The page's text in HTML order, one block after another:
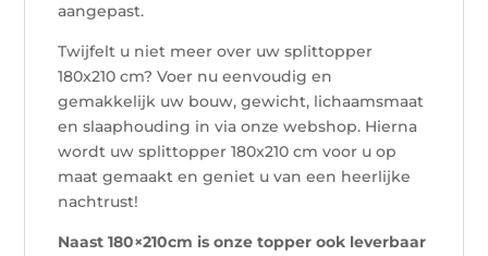
aangepast.
Twijfelt u niet meer over uw splittopper
180x210 cm? Voer nu eenvoudig en
gemakkelijk uw bouw, gewicht, lichaamsmaat
en slaaphouding in via onze webshop. Hierna
wordt uw splittopper 180x210 cm voor u op
maat gemaakt en geniet u van een heerlijke
nachtrust!
Naast 180×210cm is onze topper ook leverbaar